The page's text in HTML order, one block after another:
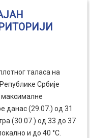
таласа на
Србије
данас (29.07.) од 31
(30.07.) од 33 до 37
и до 40 °С.